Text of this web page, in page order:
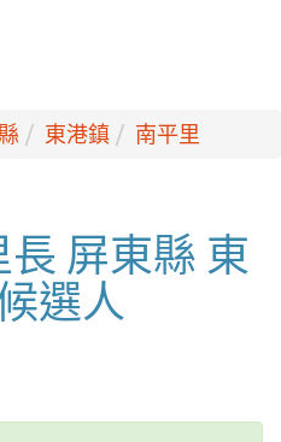
東港鎮 南平里
屏東縣 東
選人